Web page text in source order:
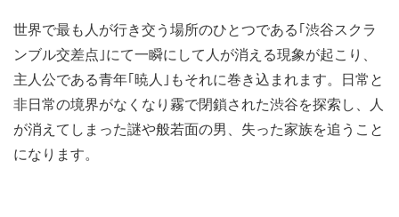
世界で最も人が行き交う場所のひとつである｢渋谷スクラ
ンブル交差点｣にて一瞬にして人が消える現象が起こり、
主人公である青年｢暁人｣もそれに巻き込まれます。日常と
非日常の境界がなくなり霧で閉鎖された渋谷を探索し、人
が消えてしまった謎や般若面の男、失った家族を追うこと
になります。